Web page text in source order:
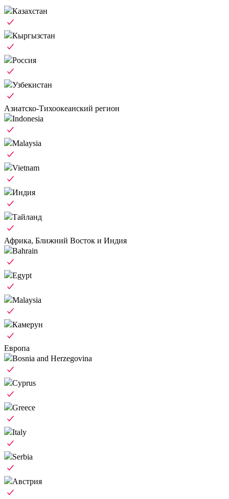
Казахстан
Кыргызстан
Россия
Узбекистан
Азиатско-Тихоокеанский регион
Indonesia
Malaysia
Vietnam
Индия
Тайланд
Африка, Ближний Восток и Индия
Bahrain
Egypt
Malaysia
Камерун
Европа
Bosnia and Herzegovina
Cyprus
Greece
Italy
Serbia
Австрия